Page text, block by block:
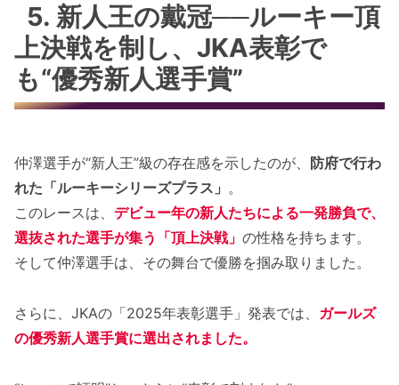
5. 新人王の戴冠──ルーキー頂
上決戦を制し、JKA表彰で
も“優秀新人選手賞”
仲澤選手が“新人王”級の存在感を示したのが、 防府で行わ
れた「ルーキーシリーズプラス」 。
このレースは、 デビュー年の新人たちによる一発勝負で、
選抜された選手が集う「頂上決戦」 の性格を持ちます。
そして仲澤選手は、その舞台で優勝を掴み取りました。
さらに、JKAの「2025年表彰選手」発表では、 ガールズ
の優秀新人選手賞に選出されました。